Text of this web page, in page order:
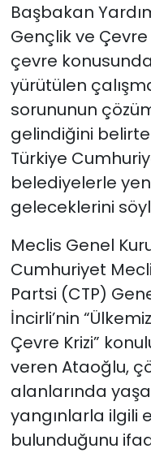
Başbakan
Gençlik ve
çevre
yürütülen
sorununun
gelindiğini
Türkiye
belediyelerle
geleceklerini
Meclis Genel
Cumhuriyet
Partsi (CTP)
İncirli’nin
Çevre Krizi”
veren Ataoğlu,
alanlarında
yangınlarla ilgili
bulunduğunu
Teknoloji
TÜRKiYE
Video Galeri
YAŞAM
Yazarlar